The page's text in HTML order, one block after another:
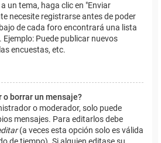
un tema, haga clic en "Enviar
necesite registrarse antes de poder
de cada foro encontrará una lista
Puede publicar nuevos
encuestas, etc.
o borrar un mensaje?
o moderador, solo puede
mensajes. Para editarlos debe
(a veces esta opción solo es válida